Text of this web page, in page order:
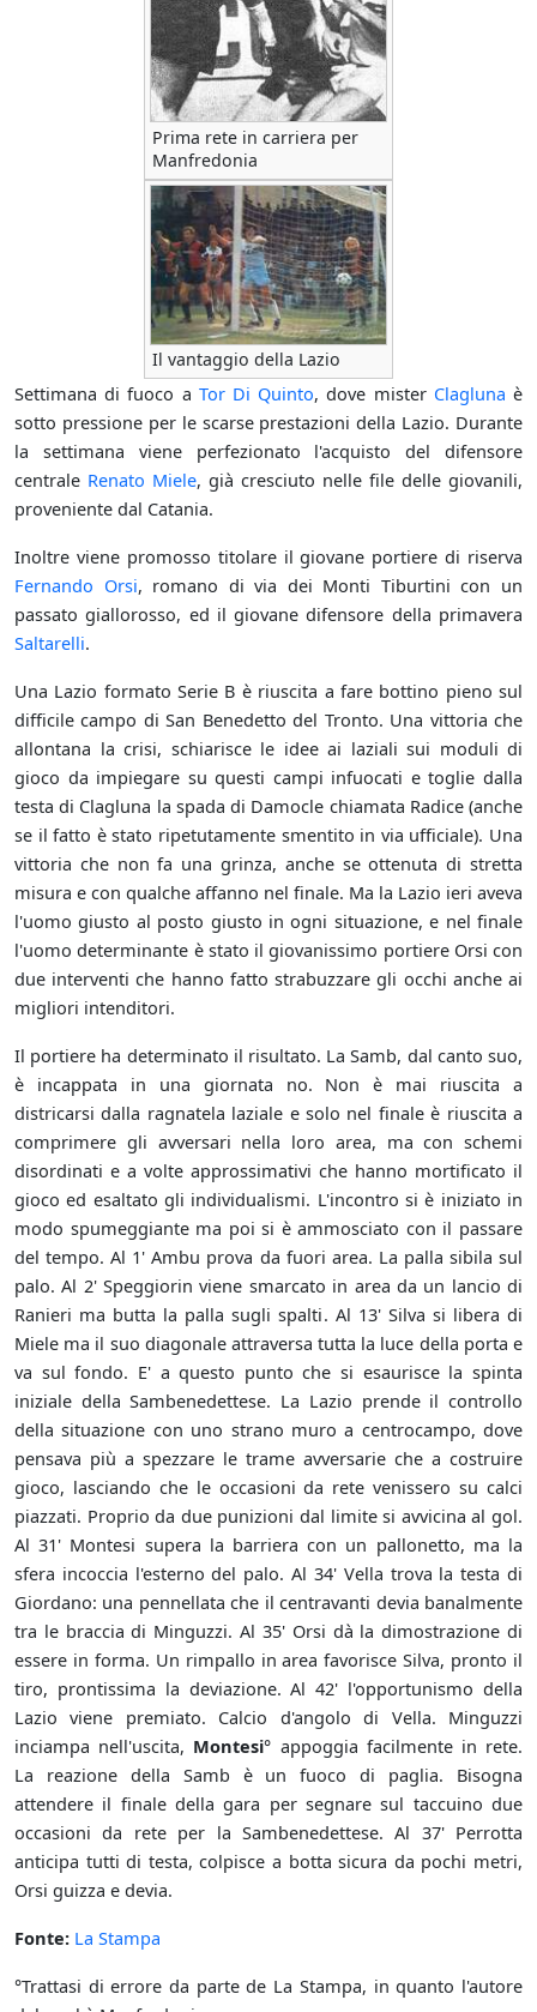
Prima rete in carriera per
Manfredonia
Il vantaggio della Lazio
Settimana di fuoco a Tor Di Quinto, dove mister Clagluna è
sotto pressione per le scarse prestazioni della Lazio. Durante
la settimana viene perfezionato l'acquisto del difensore
centrale Renato Miele, già cresciuto nelle file delle giovanili,
proveniente dal Catania.
Inoltre viene promosso titolare il giovane portiere di riserva
Fernando Orsi, romano di via dei Monti Tiburtini con un
passato giallorosso, ed il giovane difensore della primavera
Saltarelli.
Una Lazio formato Serie B è riuscita a fare bottino pieno sul
difficile campo di San Benedetto del Tronto. Una vittoria che
allontana la crisi, schiarisce le idee ai laziali sui moduli di
gioco da impiegare su questi campi infuocati e toglie dalla
testa di Clagluna la spada di Damocle chiamata Radice (anche
se il fatto è stato ripetutamente smentito in via ufficiale). Una
vittoria che non fa una grinza, anche se ottenuta di stretta
misura e con qualche affanno nel finale. Ma la Lazio ieri aveva
l'uomo giusto al posto giusto in ogni situazione, e nel finale
l'uomo determinante è stato il giovanissimo portiere Orsi con
due interventi che hanno fatto strabuzzare gli occhi anche ai
migliori intenditori.
Il portiere ha determinato il risultato. La Samb, dal canto suo,
è incappata in una giornata no. Non è mai riuscita a
districarsi dalla ragnatela laziale e solo nel finale è riuscita a
comprimere gli avversari nella loro area, ma con schemi
disordinati e a volte approssimativi che hanno mortificato il
gioco ed esaltato gli individualismi. L'incontro si è iniziato in
modo spumeggiante ma poi si è ammosciato con il passare
del tempo. Al 1' Ambu prova da fuori area. La palla sibila sul
palo. Al 2' Speggiorin viene smarcato in area da un lancio di
Ranieri ma butta la palla sugli spalti. Al 13' Silva si libera di
Miele ma il suo diagonale attraversa tutta la luce della porta e
va sul fondo. E' a questo punto che si esaurisce la spinta
iniziale della Sambenedettese. La Lazio prende il controllo
della situazione con uno strano muro a centrocampo, dove
pensava più a spezzare le trame avversarie che a costruire
gioco, lasciando che le occasioni da rete venissero su calci
piazzati. Proprio da due punizioni dal limite si avvicina al gol.
Al 31' Montesi supera la barriera con un pallonetto, ma la
sfera incoccia l'esterno del palo. Al 34' Vella trova la testa di
Giordano: una pennellata che il centravanti devia banalmente
tra le braccia di Minguzzi. Al 35' Orsi dà la dimostrazione di
essere in forma. Un rimpallo in area favorisce Silva, pronto il
tiro, prontissima la deviazione. Al 42' l'opportunismo della
Lazio viene premiato. Calcio d'angolo di Vella. Minguzzi
inciampa nell'uscita, Montesi° appoggia facilmente in rete.
La reazione della Samb è un fuoco di paglia. Bisogna
attendere il finale della gara per segnare sul taccuino due
occasioni da rete per la Sambenedettese. Al 37' Perrotta
anticipa tutti di testa, colpisce a botta sicura da pochi metri,
Orsi guizza e devia.
Fonte: La Stampa
°Trattasi di errore da parte de La Stampa, in quanto l'autore